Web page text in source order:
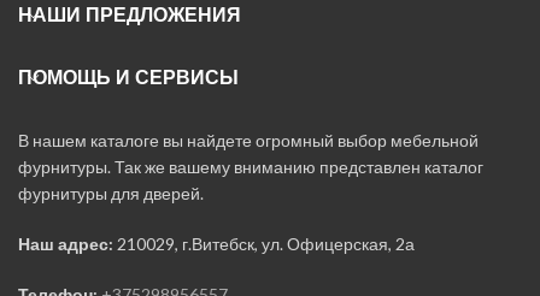
НАШИ ПРЕДЛОЖЕНИЯ
ПОМОЩЬ И СЕРВИСЫ
В нашем каталоге вы найдете огромный выбор мебельной
фурнитуры. Так же вашему вниманию представлен каталог
фурнитуры для дверей.
Наш адрес: 210029, г.Витебск, ул. Офицерская, 2а